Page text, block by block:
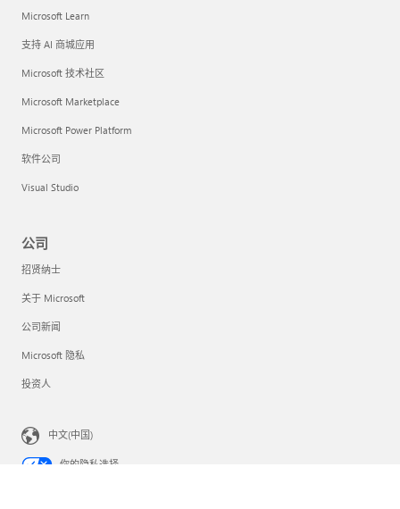
Microsoft Learn
支持 AI 商城应用
Microsoft 技术社区
Microsoft Marketplace
Microsoft Power Platform
软件公司
Visual Studio
公司
招贤纳士
关于 Microsoft
公司新闻
Microsoft 隐私
投资人
中文(中国)
你的隐私选择